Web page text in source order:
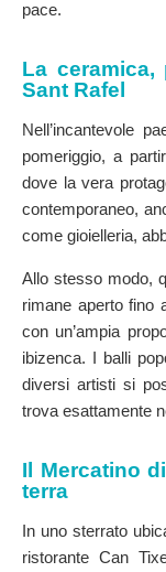
pace.
La ceramica,
Sant Rafel
Nell’incantevole
pomeriggio, a
dove la vera
contemporaneo,
come gioielleria,
Allo stesso modo,
rimane aperto fino
con un’ampia
ibizenca. I balli
diversi artisti si
trova esattamente
Il Mercatino
terra
In uno sterrato
ristorante Can